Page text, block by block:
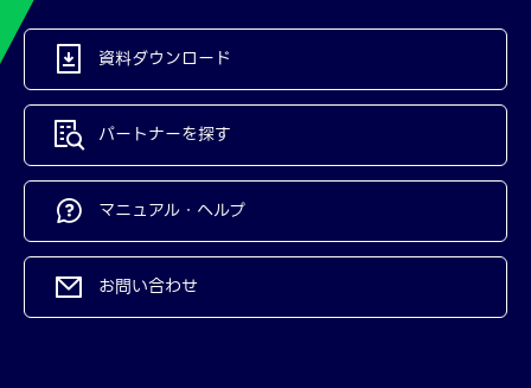
資料ダウンロード
パートナーを探す
マニュアル・ヘルプ
お問い合わせ